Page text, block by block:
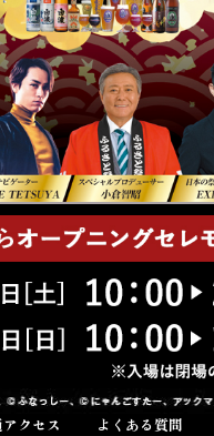
クセス よくある質問